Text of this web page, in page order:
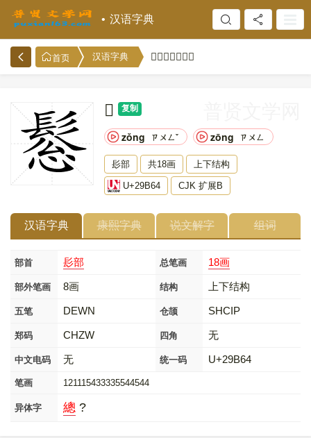
汉语字典
首页 汉语字典 𩭤的意思和解释
𩭤 复制
zǒng ㄗㄨㄥˇ zōng ㄗㄨㄥ
髟部 共18画 上下结构
U+29B64 CJK 扩展B
汉语字典 康熙字典 说文解字 组词
部首 髟部 总笔画 18画
部外笔画 8画 结构 上下结构
五笔 DEWN 仓颉 SHCIP
郑码 CHZW 四角 无
中文电码 无 统一码 U+29B64
笔画 121115433335544544
异体字 總 ?